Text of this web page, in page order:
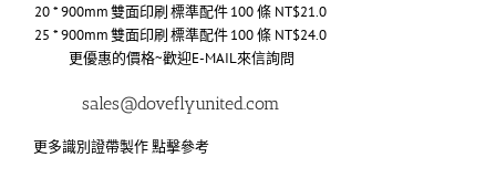
20 * 900mm雙面印刷標準配件100 條 NT$21.0
25 * 900mm雙面印刷標準配件100 條 NT$24.0
更優惠的價格~歡迎E-MAIL來信詢問
sales@doveflyunited.com
更多識別證帶製作 點擊參考